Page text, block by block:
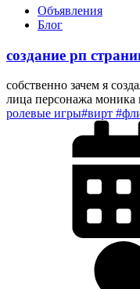
Объявления
Блог
создание рп
собственно зачем я
лица персонажа
ролевые игры#вирт